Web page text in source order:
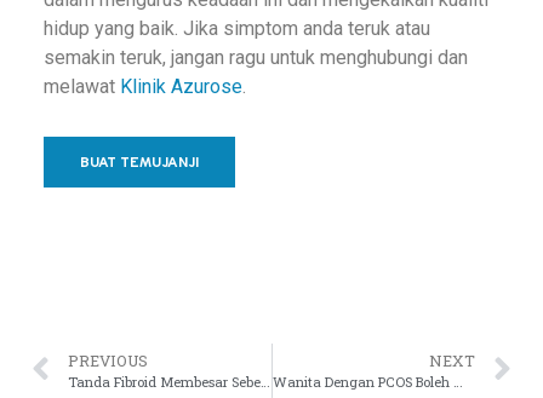
hidup yang baik. Jika simptom anda teruk atau
semakin teruk, jangan ragu untuk menghubungi dan
melawat Klinik Azurose
BUAT TEMUJANJI
PREVIOUS NEXT